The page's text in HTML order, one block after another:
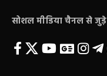
सोशल मीडिया चैनल से जुड़े